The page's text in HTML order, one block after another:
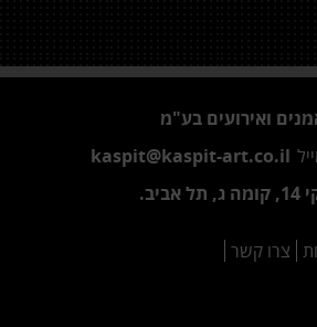
ואירועים בע"מ
kaspit@kaspit-art.co.il
צרו קשר